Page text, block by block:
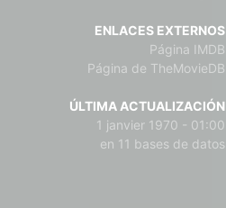
ENLACES EXTERNOS
Página IMDB
Página de TheMovieDB
ÚLTIMA ACTUALIZACIÓN
1 janvier 1970 - 01:00
en 11 bases de datos